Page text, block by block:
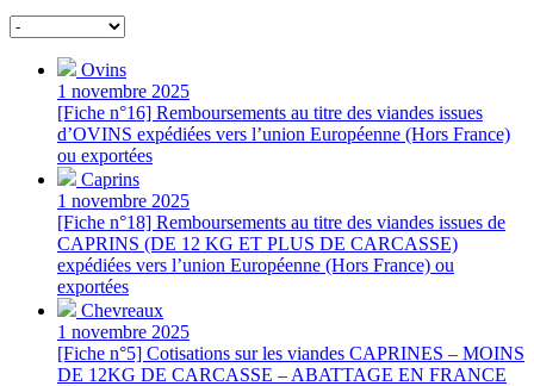
Ovins
1 novembre 2025
[Fiche n°16] Remboursements au titre des viandes issues
d’OVINS expédiées vers l’union Européenne (Hors France)
ou exportées
Caprins
1 novembre 2025
[Fiche n°18] Remboursements au titre des viandes issues de
CAPRINS (DE 12 KG ET PLUS DE CARCASSE)
expédiées vers l’union Européenne (Hors France) ou
exportées
Chevreaux
1 novembre 2025
[Fiche n°5] Cotisations sur les viandes CAPRINES – MOINS
DE 12KG DE CARCASSE – ABATTAGE EN FRANCE